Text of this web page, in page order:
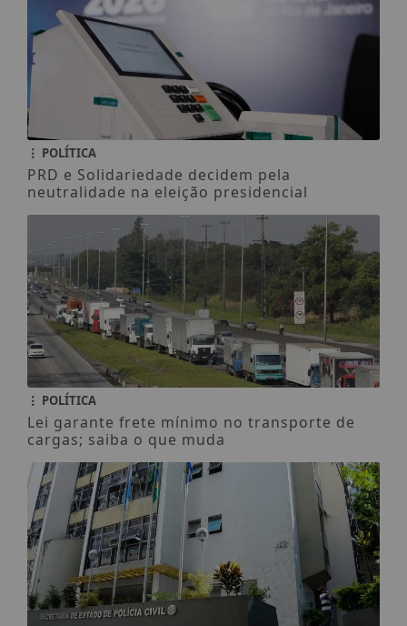
POLÍTICA
PRD e Solidariedade decidem pela
neutralidade na eleição presidencial
POLÍTICA
Lei garante frete mínimo no transporte de
cargas; saiba o que muda